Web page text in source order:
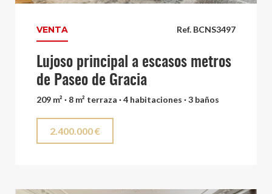
Ref. BCNS3497
VENTA
Lujoso principal a escasos metros
de Paseo de Gracia
209 m² · 8 m² terraza · 4 habitaciones · 3 baños
2.400.000 €